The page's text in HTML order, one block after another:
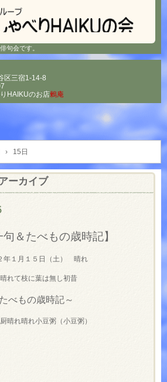
句会です。
区三宿1-14-8
HAIKUのお店鶫庵
› 15日
ーカイブ
句＆たべもの歳時記】
年１月１５日（土） 晴れ
れて枝に葉は無し初昔
べもの歳時記～
晴れ晴れ小豆粥（小豆粥）